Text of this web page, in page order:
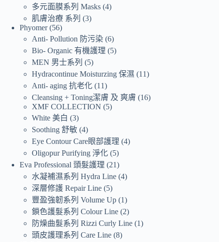
多元面膜系列 Masks 4
肌膚治療 系列
3
Phyomer 56
Anti- Pollution 防污染 6
Bio- Organic 有機護理
5
MEN 男士系列
5
Hydracontinue Moisturzing 保濕
11
Anti- aging 抗老化 11
Cleansing + Toning潔膚 及 爽膚
16
XMF COLLECTION
5
White 美白
3
Soothing 舒敏 4
Eye Contour Care眼部護理 4
Oligopur Purifying 淨化 5
Eva Professional 頭髮護理
21
水凝補濕系列 Hydra Line 4
深層修護 Repair Line 5
豐盈強韌系列 Volume Up 1
鎖色護髮系列 Colour Line 2
防燥曲髮系列 Rizzi Curly Line 1
頭皮護理系列 Care Line 8